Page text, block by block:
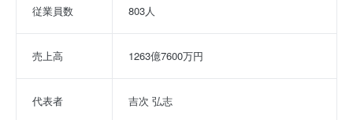
従業員数 803人
売上高 1263億7600万円
代表者 吉次 弘志